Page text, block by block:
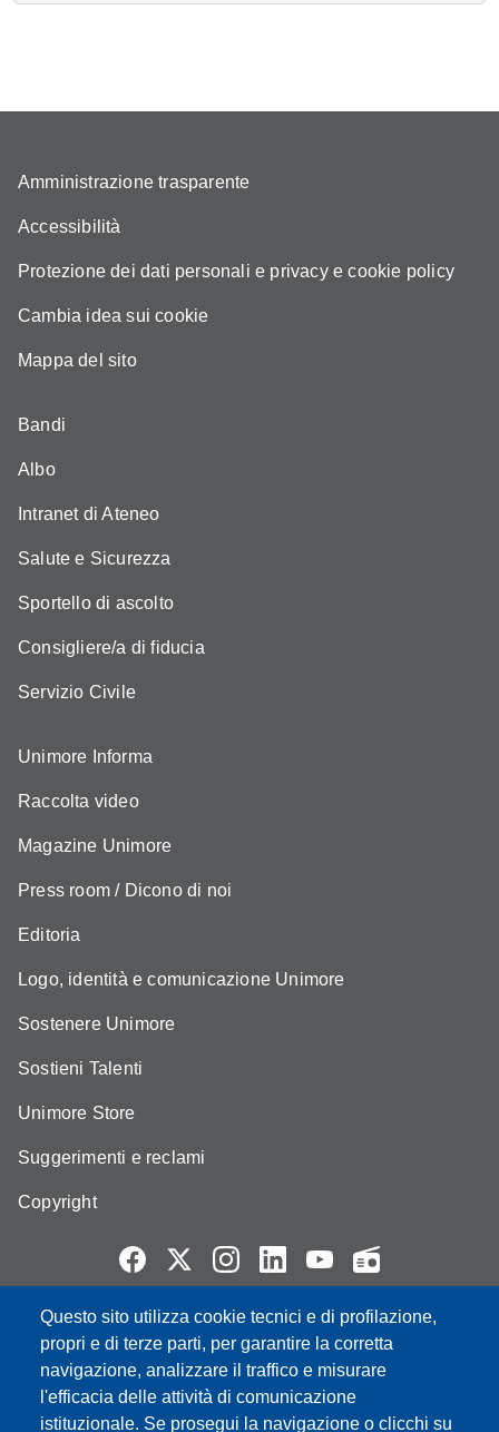
Questo sito utilizza cookie tecnici e di profilazione,
propri e di terze parti, per garantire la corretta
navigazione, analizzare il traffico e misurare
l'efficacia delle attività di comunicazione
istituzionale. Se prosegui la navigazione o clicchi su
Amministrazione trasparente
Accessibilità
Protezione dei dati personali e privacy e cookie policy
Cambia idea sui cookie
Mappa del sito
Bandi
Albo
Intranet di Ateneo
Salute e Sicurezza
Sportello di ascolto
Consigliere/a di fiducia
Servizio Civile
Unimore Informa
Raccolta video
Magazine Unimore
Press room / Dicono di noi
Editoria
Logo, identità e comunicazione Unimore
Sostenere Unimore
Sostieni Talenti
Unimore Store
Suggerimenti e reclami
Copyright
Partita IVA: 00427620364
e-mail: urp@unimore.it
PEC: primo contatto: urp@pec.unimore.it
Indirizzo ReGIndE per notifica Atti Processuali:
direzionelegale@pec.unimore.it